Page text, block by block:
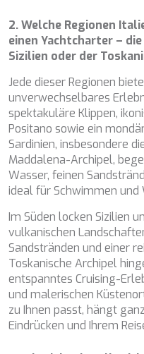
2. Welche Regionen
einen Yachtcharter –
Sizilien oder der
Jede dieser Regionen
unverwechselbares
spektakuläre Klippen,
Positano sowie ein
Sardinien, insbesondere
Maddalena-Archipel,
Wasser, feinen
ideal für Schwimmen und
Im Süden locken Sizilien
vulkanischen
Sandstränden und einer
Toskanische Archipel
entspanntes Cruising-
und malerischen
zu Ihnen passt, hängt
Eindrücken und Ihrem